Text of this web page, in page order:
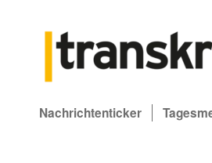
Nachrichtenticker